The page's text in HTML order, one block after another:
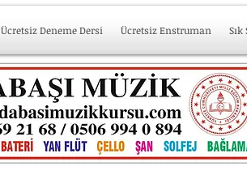
Ücretsiz Deneme Dersi Ücretsiz Enstruman